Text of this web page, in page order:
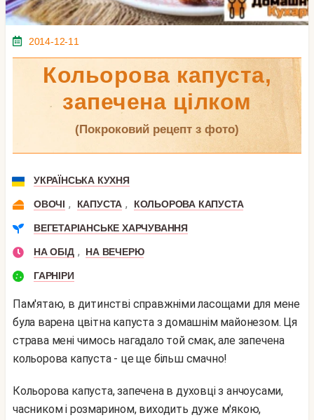
2014-12-11
Кольорова капуста,
запечена цілком
(покроковий рецепт з фото)
УКРАЇНСЬКА КУХНЯ
ОВОЧІ , КАПУСТА , КОЛЬОРОВА КАПУСТА
ВЕГЕТАРІАНСЬКЕ ХАРЧУВАННЯ
НА ОБІД , НА ВЕЧЕРЮ
ГАРНІРИ
Пам'ятаю, в дитинстві справжніми ласощами для мене
була варена цвітна капуста з домашнім майонезом. Ця
страва мені чимось нагадало той смак, але запечена
кольорова капуста - це ще більш смачно!
Кольорова капуста, запечена в духовці з анчоусами,
часником і розмарином, виходить дуже м'якою,